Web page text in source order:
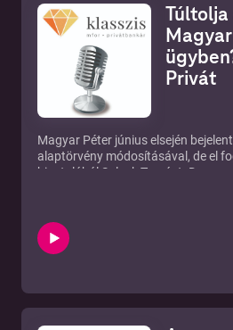
Privát
Magyar Péter június elsején
alaptörvény módosításával, de el
hivatalából Sulyok Tamást. De
kormányfőt? Továbbá: mit keresett
berlini rendőrmotor nyergében?
lesznek-e megszorítások, és kell-e